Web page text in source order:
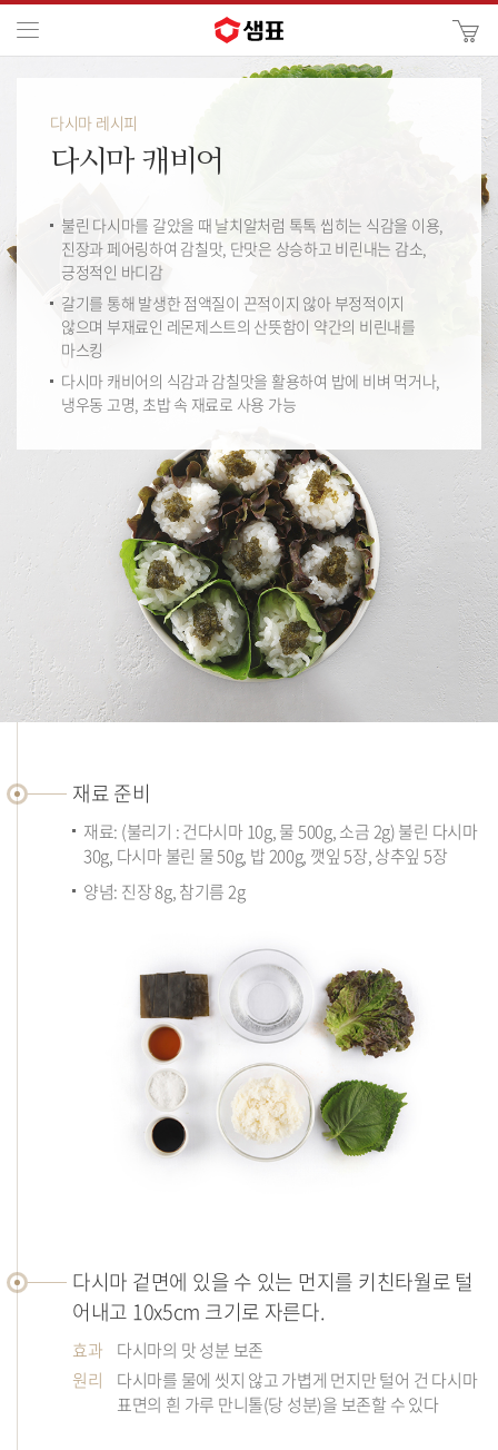
다시마 레시피
다시마 캐비어
불린 다시마를 갈았을 때 날치알처럼 톡톡 씹히는 식감을 이용,
진장과 페어링하여 감칠맛, 단맛은 상승하고 비린내는 감소,
긍정적인 바디감
갈기를 통해 발생한 점액질이 끈적이지 않아 부정적이지
않으며 부재료인 레몬제스트의 산뜻함이 약간의 비린내를
마스킹
다시마 캐비어의 식감과 감칠맛을 활용하여 밥에 비벼 먹거나,
냉우동 고명, 초밥 속 재료로 사용 가능
준
재료 준비
재료: (불리기 : 건다시마 10g, 물 500g, 소금 2g) 불린 다시마
30g, 다시마 불린 물 50g, 밥 200g, 깻잎 5장, 상추잎 5장
양념: 진장 8g, 참기름 2g
법
다시마 겉면에 있을 수 있는 먼지를 키친타월로 털
어내고 10x5cm 크기로 자른다.
효과
다시마의 맛 성분 보존
원리
다시마를 물에 씻지 않고 가볍게 먼지만 털어 건 다시마
표면의 흰 가루 만니톨(당 성분)을 보존할 수 있다